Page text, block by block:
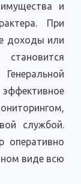
и
При
доходы или
службой.
оперативно
виде всю